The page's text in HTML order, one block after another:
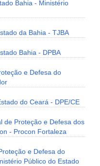
Bahia - Ministério
da Bahia - TJBA
Bahia - DPBA
e Defesa do
do Ceará - DPE/CE
de Proteção e Defesa dos
- Procon Fortaleza
e Defesa do
Público do Estado